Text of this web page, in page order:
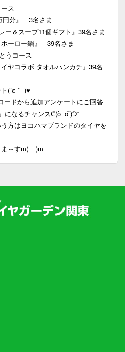
ス
円分』 3名さま
ー＆スープ11個ギフト』39名さま
ーロー鍋』 39名さま
うコース
ヤコラボ タオルハンカチ』39名
(´ε｀ )♥
ードから追加アンケートにご回答
になるチャンスᕦ(ò_óˇ)ᕤ“
方はヨコハマブランドのタイヤを
～すm(__)m